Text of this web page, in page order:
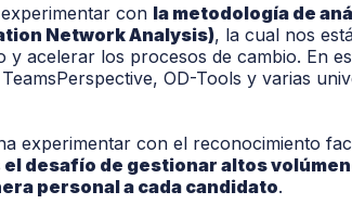
con la metodología de
Network Analysis), la cual nos
y acelerar los procesos de cambio. En
TeamsPerspective, OD-Tools y varias
experimentar con el reconocimiento
el desafío de gestionar altos
personal a cada candidato.